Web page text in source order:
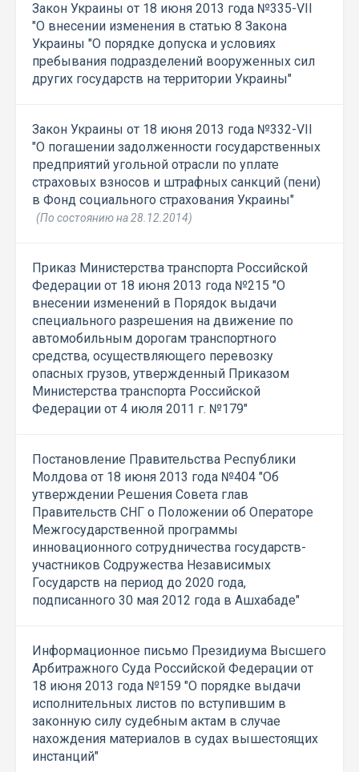
Закон Украины от 18 июня 2013 года №335-VII
"О внесении изменения в статью 8 Закона
Украины "О порядке допуска и условиях
пребывания подразделений вооруженных сил
других государств на территории Украины"
Закон Украины от 18 июня 2013 года №332-VII
"О погашении задолженности государственных
предприятий угольной отрасли по уплате
страховых взносов и штрафных санкций (пени)
в Фонд социального страхования Украины"
(По состоянию на 28.12.2014)
Приказ Министерства транспорта Российской
Федерации от 18 июня 2013 года №215 "О
внесении изменений в Порядок выдачи
специального разрешения на движение по
автомобильным дорогам транспортного
средства, осуществляющего перевозку
опасных грузов, утвержденный Приказом
Министерства транспорта Российской
Федерации от 4 июля 2011 г. №179"
Постановление Правительства Республики
Молдова от 18 июня 2013 года №404 "Об
утверждении Решения Совета глав
Правительств СНГ о Положении об Операторе
Межгосударственной программы
инновационного сотрудничества государств-
участников Содружества Независимых
Государств на период до 2020 года,
подписанного 30 мая 2012 года в Ашхабаде"
Информационное письмо Президиума Высшего
Арбитражного Суда Российской Федерации от
18 июня 2013 года №159 "О порядке выдачи
исполнительных листов по вступившим в
законную силу судебным актам в случае
нахождения материалов в судах вышестоящих
инстанций"